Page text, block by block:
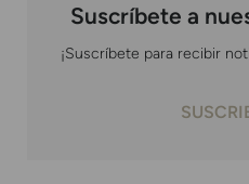
Suscríbete a
¡Suscríbete para recibir